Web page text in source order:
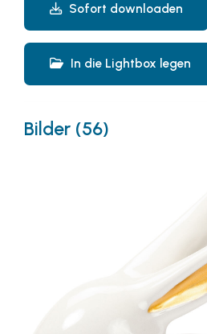
Sofort downloaden
In die Lightbox legen
Bilder (56)